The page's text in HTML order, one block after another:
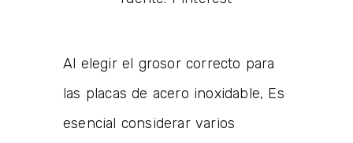
Al elegir el grosor correcto para
las placas de acero inoxidable, Es
esencial considerar varios